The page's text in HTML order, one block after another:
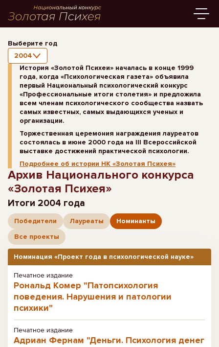
Выберите год
2004
История «Золотой Психеи» началась в конце 1999
года, когда «Психологическая газета» объявила
первый Национальный психологический конкурс
«Профессиональные итоги столетия» и предложила
всем членам психологического сообщества назвать
самых известных, самых выдающихся ученых и
организации.
Торжественная церемония награждения лауреатов
состоялась в июне 2000 года на III Всероссийской
выставке достижений практической психологии.
Подробнее об истории НК «Золотая Психея»
Архив Национального конкурса
«Золотая Психея»
Итоги 2004 года
Победители Лауреаты
Номинанты
Все проекты
Номинация «Проект года в психологической науке»
Печатное издание
Рональд Комер "Патопсихология
поведения. Нарушения и патологии
психики"
Печатное издание
Адриан Фернам "Деньги. Психология денег